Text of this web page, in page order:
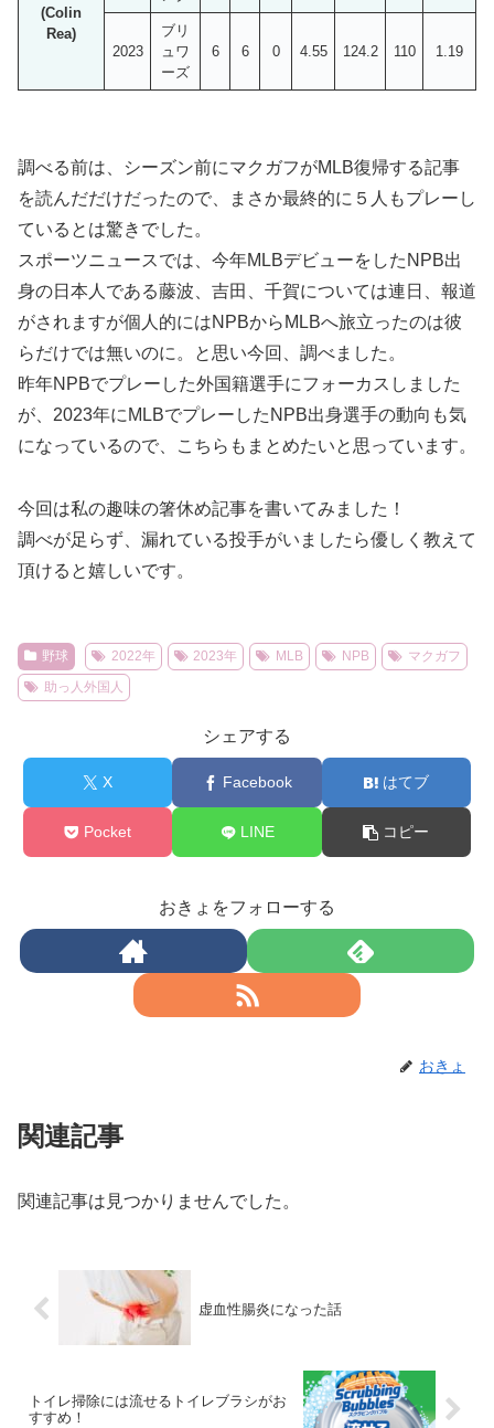
(Colin
Rea)
2023
ブリ
ュワ
ーズ
6 6 0 4.55 124.2 110 1.19
調べる前は、シーズン前にマクガフがMLB復帰する記事
を読んだだけだったので、まさか最終的に５人もプレーし
ているとは驚きでした。
スポーツニュースでは、今年MLBデビューをしたNPB出
身の日本人である藤波、吉田、千賀については連日、報道
がされますが個人的にはNPBからMLBへ旅立ったのは彼
らだけでは無いのに。と思い今回、調べました。
昨年NPBでプレーした外国籍選手にフォーカスしました
が、2023年にMLBでプレーしたNPB出身選手の動向も気
になっているので、こちらもまとめたいと思っています。
今回は私の趣味の箸休め記事を書いてみました！
調べが足らず、漏れている投手がいましたら優しく教えて
頂けると嬉しいです。
野球 2022年 2023年 MLB NPB
マクガフ
助っ人外国人
シェアする
X Facebook はてブ
Pocket LINE コピー
おきょをフォローする
おきょ
関連記事
関連記事は見つかりませんでした。
虚血性腸炎になった話
トイレ掃除には流せるトイレブラシがお
すすめ！